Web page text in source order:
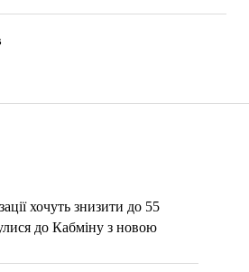
хочуть знизити до 55
до Кабміну з новою